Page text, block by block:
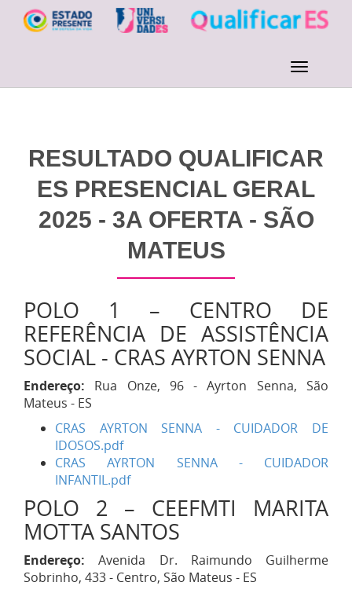
RESULTADO QUALIFICAR
ES PRESENCIAL GERAL
2025 - 3A OFERTA - SÃO
MATEUS
POLO 1 – CENTRO DE
REFERÊNCIA DE ASSISTÊNCIA
SOCIAL - CRAS AYRTON SENNA
Endereço:
Rua Onze, 96 - Ayrton Senna, São
Mateus - ES
CRAS AYRTON SENNA - CUIDADOR DE
IDOSOS.pdf
CRAS AYRTON SENNA - CUIDADOR
INFANTIL.pdf
POLO 2 – CEEFMTI MARITA
MOTTA SANTOS
Endereço:
Avenida Dr. Raimundo Guilherme
Sobrinho, 433 - Centro, São Mateus - ES